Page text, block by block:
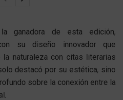
ganadora de esta edición,
su diseño innovador que
naturaleza con citas literarias
destacó por su estética, sino
sobre la conexión entre la